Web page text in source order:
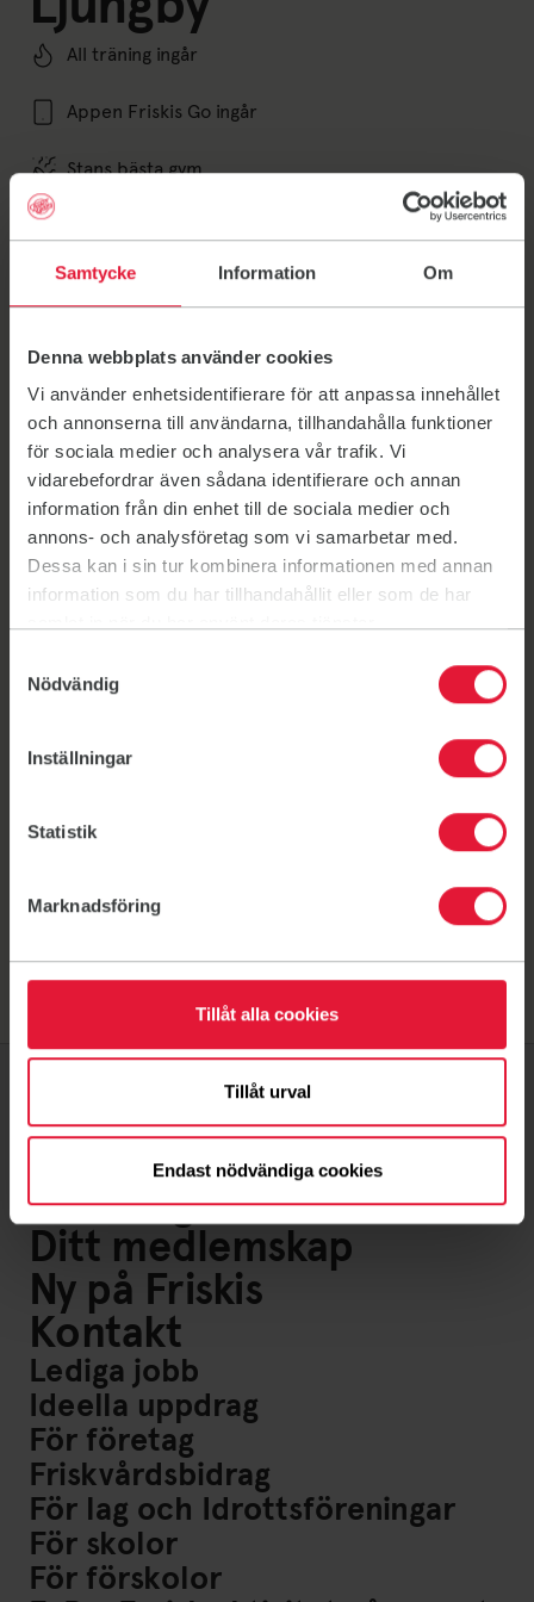
Samtycke Information Om
Denna webbplats använder cookies
Vi använder enhetsidentifierare för att anpassa innehållet
och annonserna till användarna, tillhandahålla funktioner
för sociala medier och analysera vår trafik. Vi
vidarebefordrar även sådana identifierare och annan
information från din enhet till de sociala medier och
annons- och analysföretag som vi samarbetar med.
Dessa kan i sin tur kombinera informationen med annan
information som du har tillhandahållit eller som de har
Nödvändig
Inställningar
Statistik
Marknadsföring
Tillåt alla cookies
Tillåt urval
Endast nödvändiga cookies
All träning ingår
Appen Friskis Go ingår
Stans bästa gym
Oavsett om du vill bli starkare, rörligare eller helt
enkelt må bra har vi träningen för dig. Träna på F&S
Ljungby. Gruppträning och vår träningsapp Friskis Go
Kontakt
Send an email to
kansli@ljungby.friskissvettis.se
0372-81456
Länk till: Bli medlem
Bli medlem
Länk till: Föreningsinformation
Föreningsinformation
Här kan du träna
Ljungby
Ljungby
Om oss
Föreningsliv
Ditt medlemskap
Ny på Friskis
Kontakt
Lediga jobb
Ideella uppdrag
För företag
Friskvårdsbidrag
För lag och Idrottsföreningar
För skolor
För förskolor